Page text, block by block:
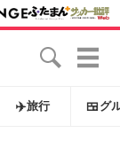
✈️旅行 🍱 グ